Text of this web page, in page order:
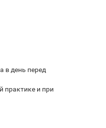
в день перед
практике и при